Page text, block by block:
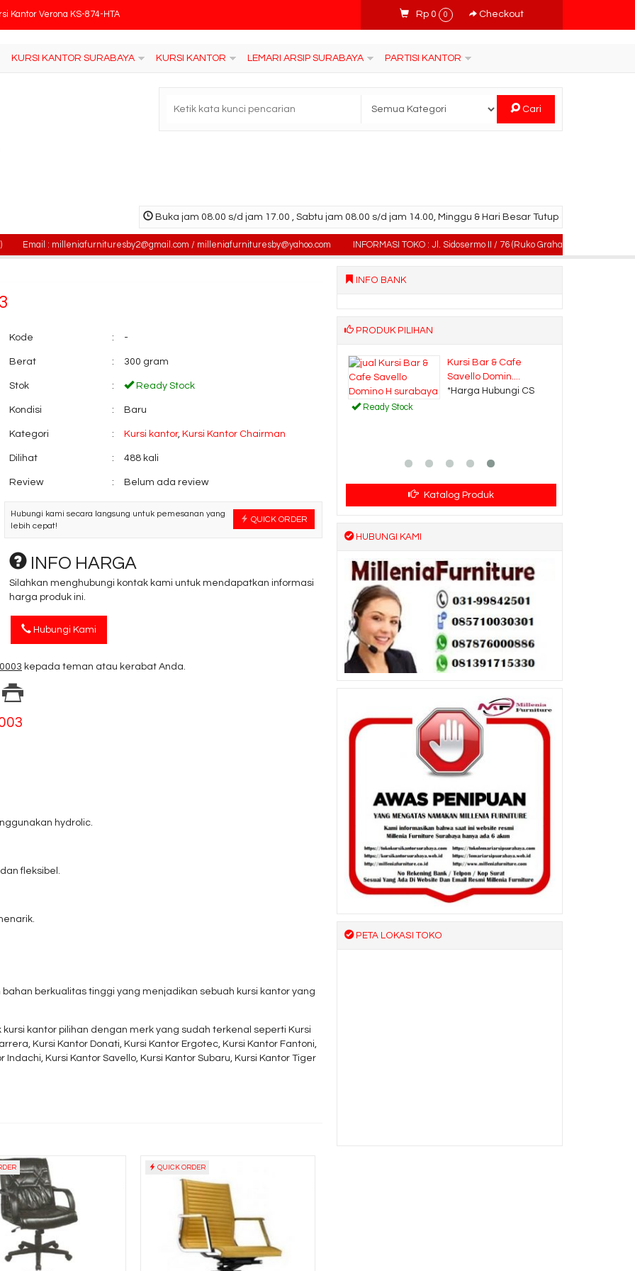
Kantor Verona KS-874-HTA
Kantor DONATI DOD 14
Rp 0 0 Checkout
KURSI KANTOR SURABAYA KURSI KANTOR LEMARI ARSIP SURABAYA PARTISI KANTOR
Cari
Buka jam 08.00 s/d jam 17.00 , Sabtu jam 08.00 s/d jam 14.00, Minggu & Hari Besar Tutup
: milleniafurnituresby2@gmail.com / milleniafurnituresby@yahoo.com INFORMASI TOKO : Jl. Sidosermo II / 76 (Ruko Graha Marina) Surabaya.
Kode : -
Berat : 300 gram
Stok : Ready Stock
Kondisi : Baru
Kategori : Kursi kantor,Kursi Kantor Chairman
Dilihat : 488 kali
Review : Belum ada review
QUICK ORDER
Hubungi kami secara langsung untuk pemesanan yang
lebih cepat!
INFO HARGA
Silahkan menghubungi kontak kami untuk mendapatkan informasi
harga produk ini.
Hubungi Kami
kepada teman atau kerabat Anda.
hydrolic.
fleksibel.
berkualitas tinggi yang menjadikan sebuah kursi kantor yang
kantor pilihan dengan merk yang sudah terkenal seperti Kursi
Kursi Kantor Donati, Kursi Kantor Ergotec, Kursi Kantor Fantoni,
Indachi, Kursi Kantor Savello, Kursi Kantor Subaru, Kursi Kantor Tiger
QUICK ORDER
INFO BANK
PRODUK PILIHAN
Meja Kantor Modera
*Harga Hubungi CS
Kursi Bar & Cafe
Savello Domin....
*Harga Hubungi CS
Ready Stock
Katalog Produk
HUBUNGI KAMI
PETA LOKASI TOKO